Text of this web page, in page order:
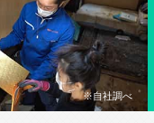
※自社調べ